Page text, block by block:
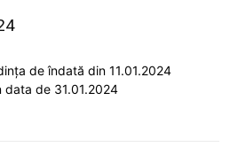
de îndată din 11.01.2024
de 31.01.2024